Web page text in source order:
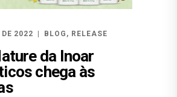
2022 BLOG , RELEASE
da Inoar
chega às